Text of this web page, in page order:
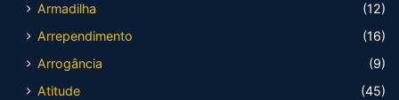
Armadilha
(12)
Arrependimento
(16)
Arrogância
(9)
Atitude
(45)